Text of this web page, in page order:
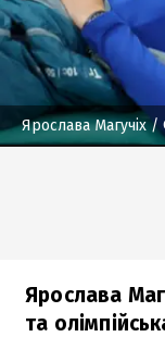
Ярослава Магучіх/
Ярослава
та